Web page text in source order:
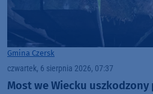
Gmina Czersk
czwartek, 6 sierpnia 2026, 07:37
Most we Wiecku uszkodzony